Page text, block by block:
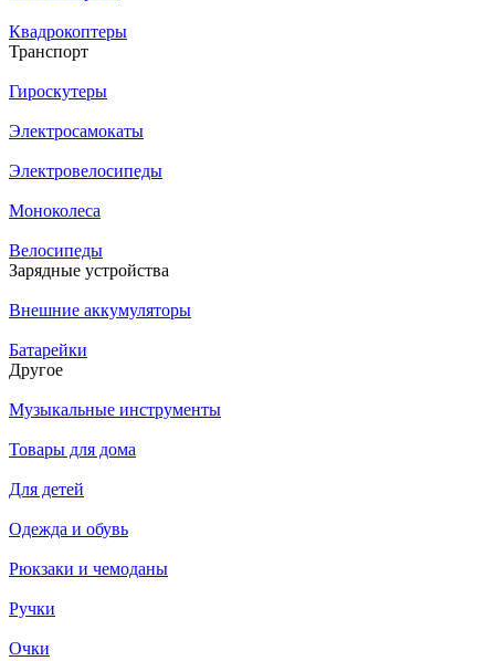
Квадрокоптеры
Транспорт
Гироскутеры
Электросамокаты
Электровелосипеды
Моноколеса
Велосипеды
Зарядные устройства
Внешние аккумуляторы
Батарейки
Другое
Музыкальные инструменты
Товары для дома
Для детей
Одежда и обувь
Рюкзаки и чемоданы
Ручки
Очки